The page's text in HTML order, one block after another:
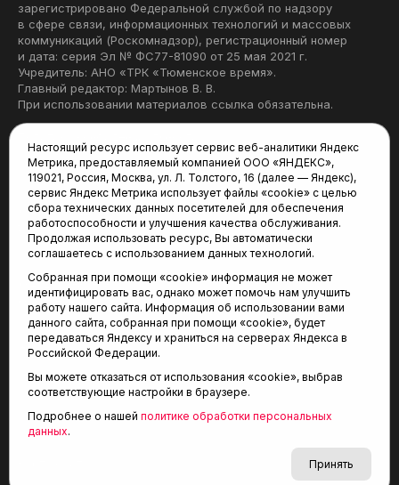
зарегистрировано Федеральной службой по надзору
в сфере связи, информационных технологий и массовых
коммуникаций (Роскомнадзор), регистрационный номер
и дата: серия Эл № ФС77-81090 от 25 мая 2021 г.
Учредитель: АНО «ТРК «Тюменское время».
Главный редактор: Мартынов В. В.
При использовании материалов ссылка обязательна.
Редакция:
625035, Тюмень, пр. Геологоразведчиков, 28А
(3452) 68-22-28
tum-arena@mail.ru
Отдел продаж:
(3452) 68-89-78
kotovaev@sibinformburo.ru
© 2001-2026 Агентство спортивных новостей
Настоящий ресурс использует сервис веб-аналитики Яндекс
Метрика, предоставляемый компанией ООО «ЯНДЕКС»,
119021, Россия, Москва, ул. Л. Толстого, 16 (далее — Яндекс),
сервис Яндекс Метрика использует файлы «cookie» с целью
сбора технических данных посетителей для обеспечения
работоспособности и улучшения качества обслуживания.
Продолжая использовать ресурс, Вы автоматически
соглашаетесь с использованием данных технологий.
Собранная при помощи «cookie» информация не может
идентифицировать вас, однако может помочь нам улучшить
работу нашего сайта. Информация об использовании вами
данного сайта, собранная при помощи «cookie», будет
передаваться Яндексу и храниться на серверах Яндекса в
Российской Федерации.
Вы можете отказаться от использования «cookie», выбрав
соответствующие настройки в браузере.
Подробнее о нашей политике обработки персональных
данных.
Принять